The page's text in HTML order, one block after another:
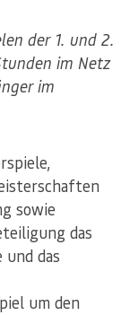
der 1. und 2.
im Netz
im
sowie
das
das
um den